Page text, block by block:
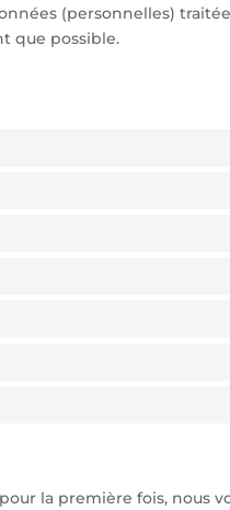
(personnelles)
que possible.
la première fois, nous